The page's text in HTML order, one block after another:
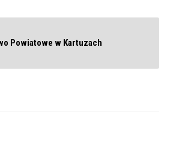
Powiatowe w Kartuzach